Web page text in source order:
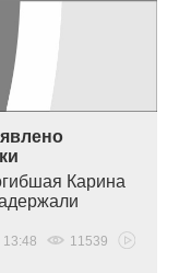
Карина
13:48 11539